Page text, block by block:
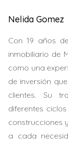
Realizar
Designar
Estudio de
Nelida Gomez
Con 19 años
inmobiliario de
como una
de inversión
clientes. Su
diferentes
construcciones
a cada